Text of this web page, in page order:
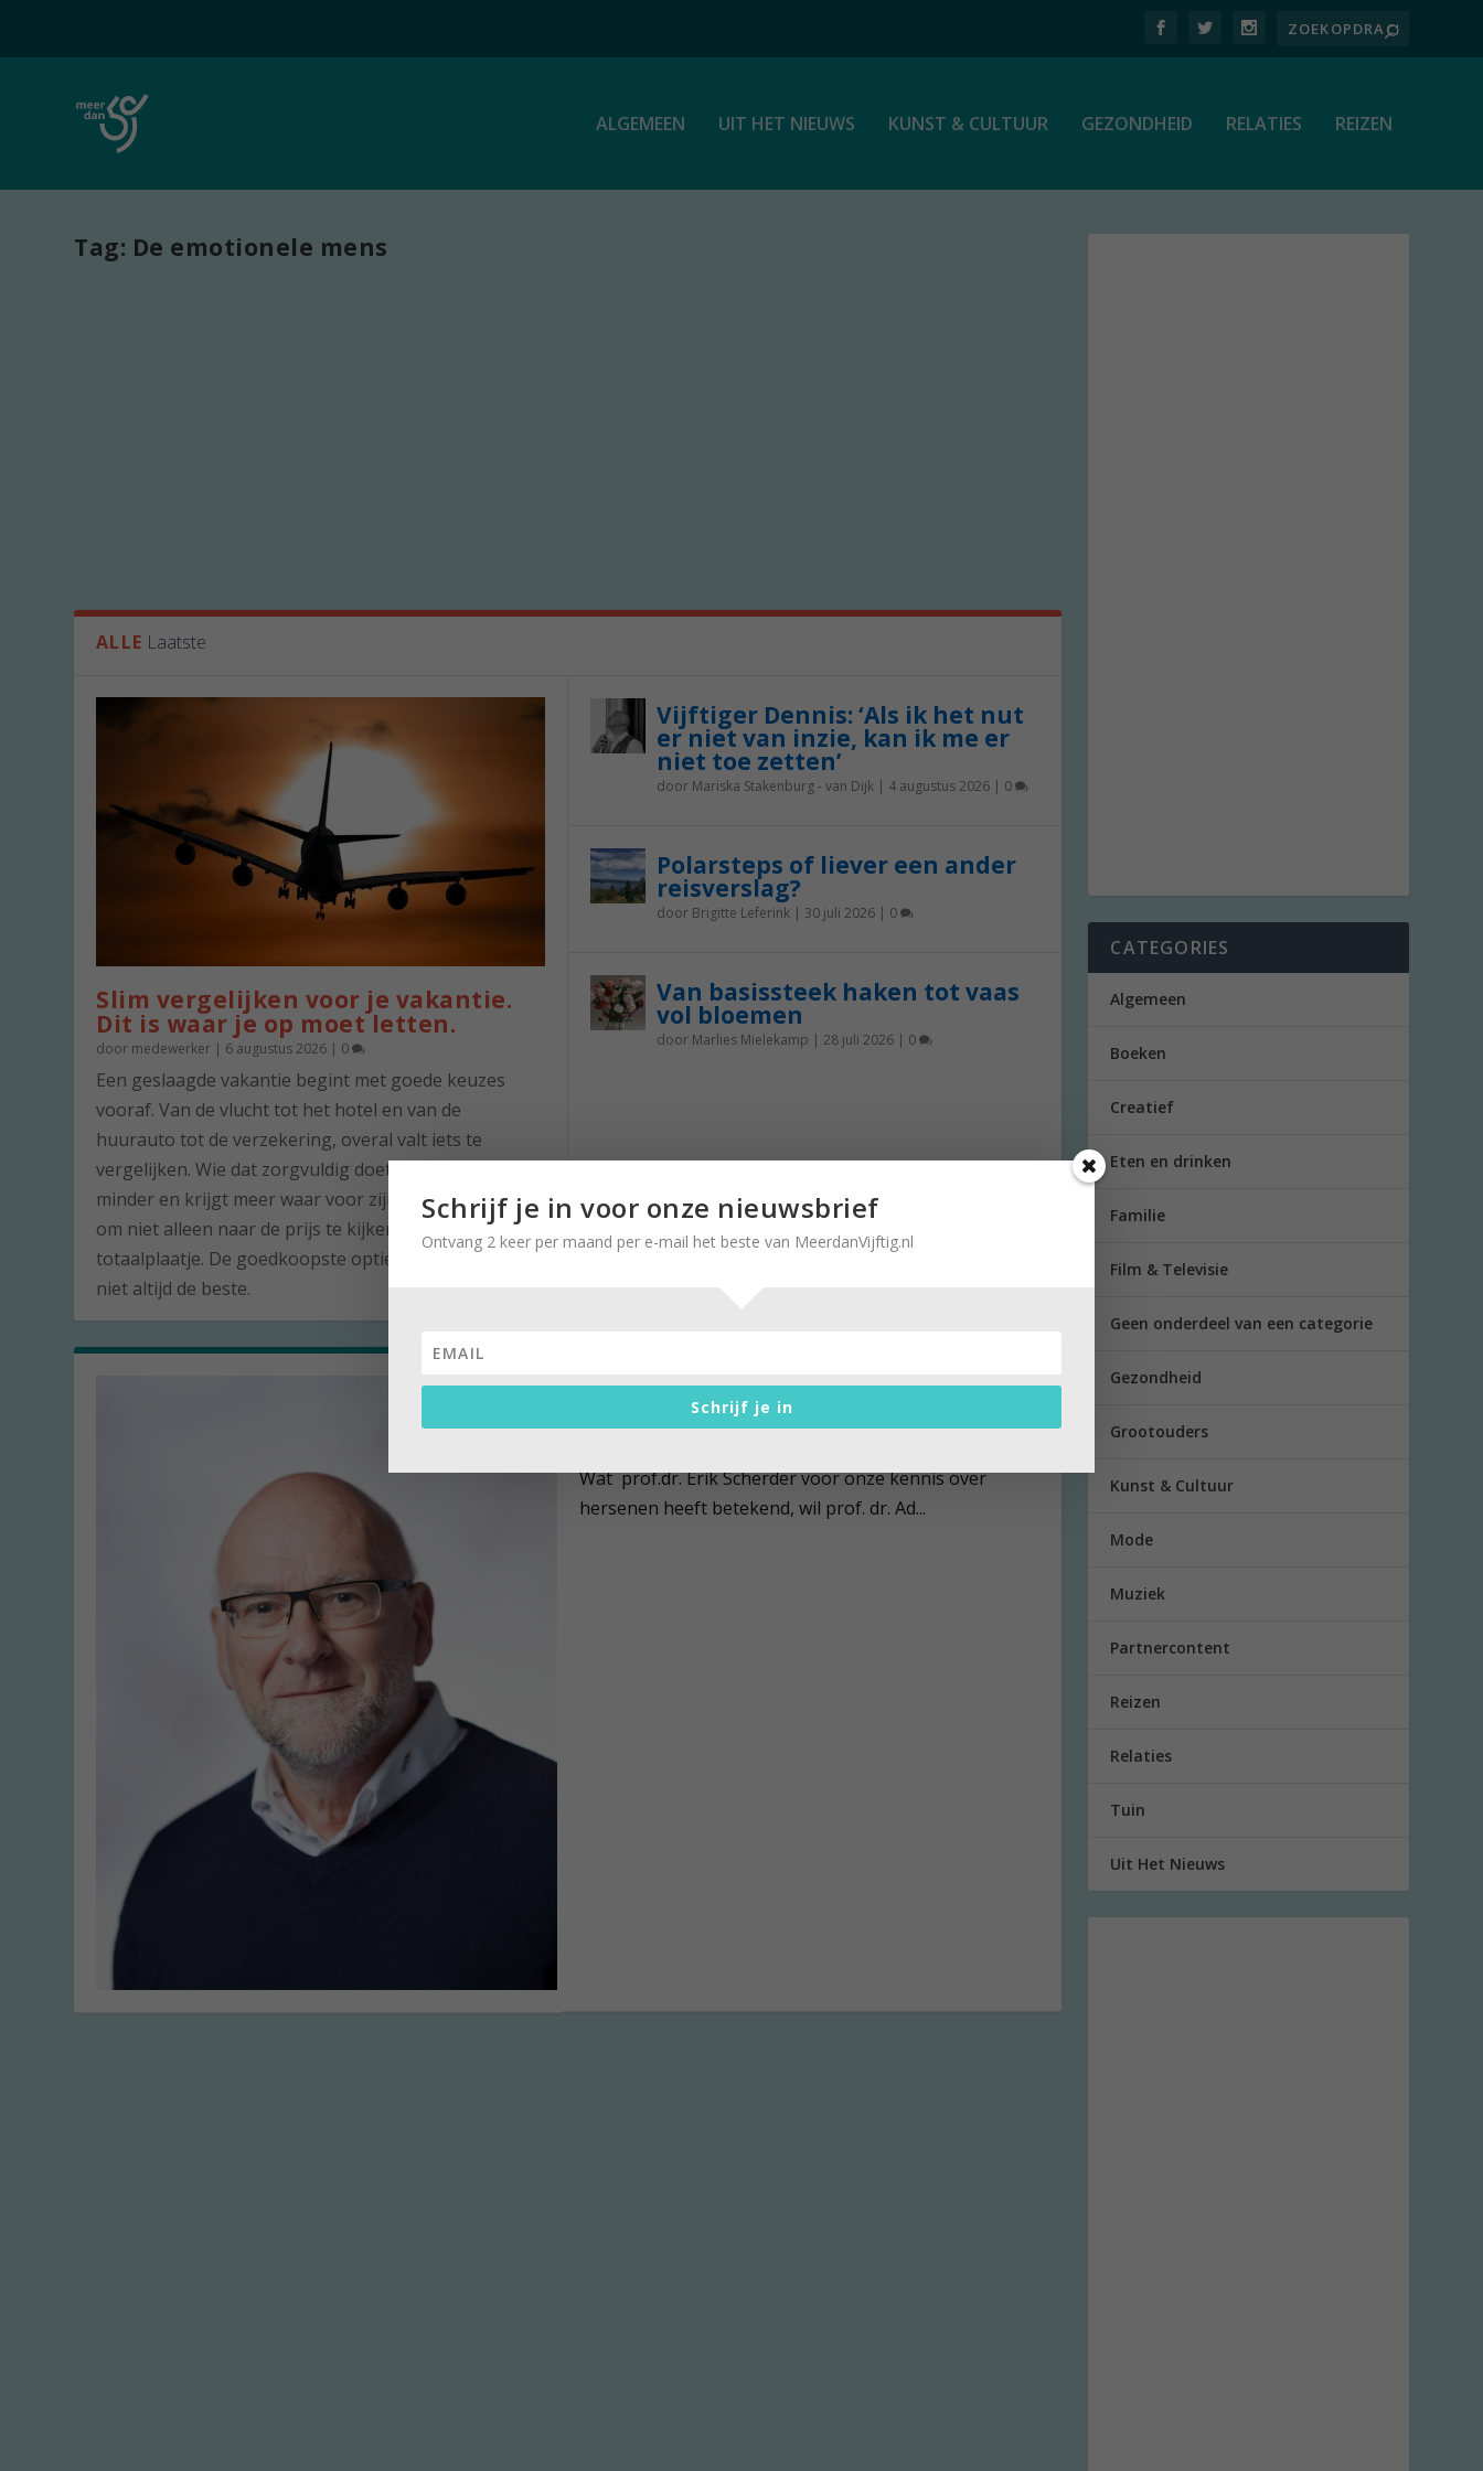
ALGEMEEN UIT HET NIEUWS KUNST & CULTUUR GEZONDHEID RELATIES REIZEN
Tag: De emotionele mens
ALLE Laatste
Slim vergelijken voor je vakantie.
Dit is waar je op moet letten.
door medewerker | 6 augustus 2026 | 0
Een geslaagde vakantie begint met goede keuzes
vooraf. Van de vlucht tot het hotel en van de
huurauto tot de verzekering, overal valt iets te
vergelijken. Wie dat zorgvuldig doet, betaalt vaak
minder en krijgt meer waar voor zijn geld. De kunst is
om niet alleen naar de prijs te kijken, maar naar het
totaalplaatje. De goedkoopste optie is namelijk lang
niet altijd de beste.
Vijftiger Dennis: ‘Als ik het nut
er niet van inzie, kan ik me er
niet toe zetten’
door Mariska Stakenburg - van Dijk| 4 augustus 2026| 0
Polarsteps of liever een ander
reisverslag?
door Brigitte Leferink| 30 juli 2026| 0
Van basissteek haken tot vaas
vol bloemen
door Marlies Mielekamp | 28 juli 2026| 0
Ad Vingerhoets: ‘Meer interesse
voor emoties’
Wat prof.dr. Erik Scherder voor onze kennis over
hersenen heeft betekend, wil prof. dr. Ad...
CATEGORIES
Algemeen
Boeken
Creatief
Eten en drinken
Familie
Film & Televisie
Geen onderdeel van een categorie
Gezondheid
Grootouders
Kunst & Cultuur
Mode
Muziek
Partnercontent
Reizen
Relaties
Tuin
Uit Het Nieuws
Schrijf je in voor onze nieuwsbrief
Ontvang 2 keer per maand per e-mail het beste van MeerdanVijftig.nl
Schrijf je in